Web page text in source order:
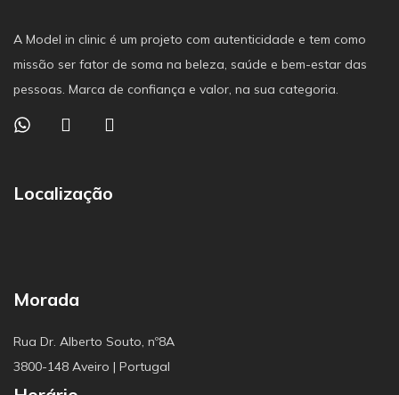
A Model in clinic é um projeto com autenticidade e tem como
missão ser fator de soma na beleza, saúde e bem-estar das
pessoas. Marca de confiança e valor, na sua categoria.
Localização
Morada
Rua Dr. Alberto Souto, nº8A
3800-148 Aveiro | Portugal